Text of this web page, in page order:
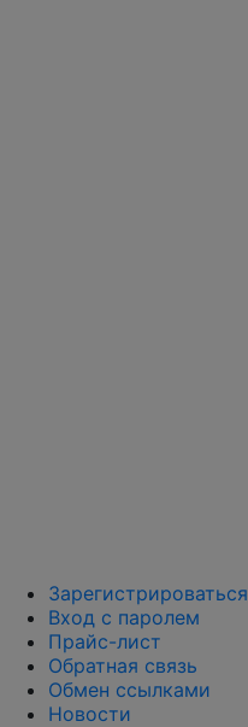
Зарегистрироваться
Вход с паролем
Прайс-лист
Обратная связь
Обмен ссылками
Новости